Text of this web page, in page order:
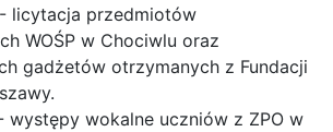
licytacja przedmiotów
WOŚP w Chociwlu oraz
gadżetów otrzymanych z Fundacji
występy wokalne uczniów z ZPO w